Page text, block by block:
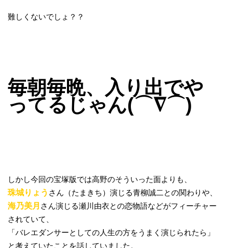
難しくないでしょ？？
毎朝毎晩、入り出でや
ってるじゃん(⌒∇⌒)
しかし今回の宝塚版では高野のそういった面よりも、
珠城りょう さん（たまきち）演じる青柳誠二との関わりや、
海乃美月 さん演じる瀬川由衣との恋物語などがフィーチャー
されていて、
「バレエダンサーとしての人生の方をうまく演じられたら」
と考えていたことを話していました。